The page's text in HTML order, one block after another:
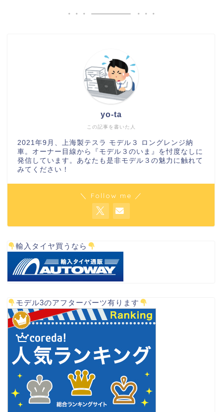
この記事を書いた人
yo-ta
2021年9月、上海製テスラ モデル３ ロングレンジ納
車。オーナー目線から『モデル３のいま』を忖度なしに
発信しています。あなたも是非モデル３の魅力に触れて
みてください！
＼ Follow me ／
輸入タイヤ買うなら
モデル3のアフターパーツ有ります